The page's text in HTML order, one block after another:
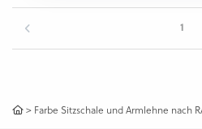
1
> Farbe Sitzschale und Armlehne nach